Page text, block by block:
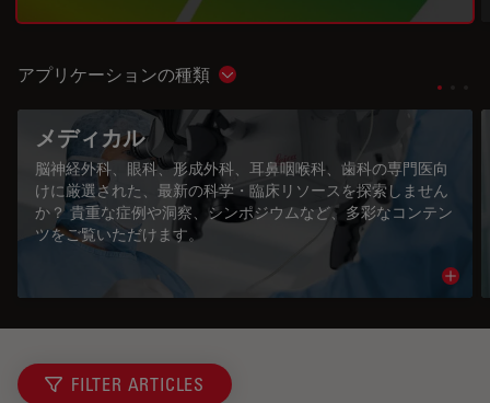
アプリケーションの種類 Show subnavigation
メディカル
脳神経外科、眼科、形成外科、耳鼻咽喉科、歯科の専門医向
けに厳選された、最新の科学・臨床リソースを探索しません
か？ 貴重な症例や洞察、シンポジウムなど、多彩なコンテン
ツをご覧いただけます。
FILTER ARTICLES